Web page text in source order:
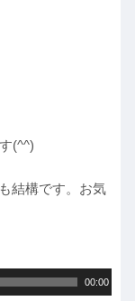
(^^)
結構です。お気
00:00